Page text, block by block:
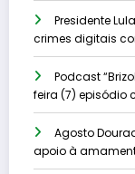
Presidente
crimes digitais
Podcast
feira (7) episódio
Agosto
apoio à